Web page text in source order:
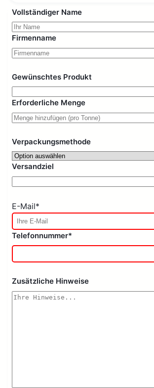
Vollständiger Name
Firmenname
Gewünschtes Produkt
Erforderliche Menge
Verpackungsmethode
Versandziel
E-Mail*
Telefonnummer*
Zusätzliche Hinweise